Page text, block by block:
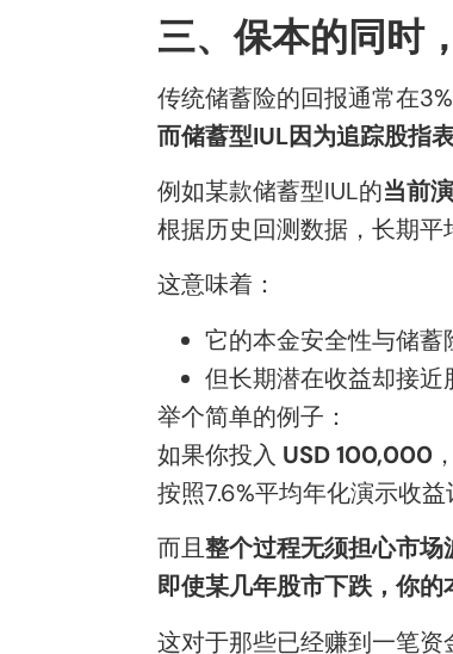
三、保本的同时
传统储蓄险的回报通常在
而储蓄型IUL因为追踪股指
例如某款储蓄型IUL的当前
根据历史回测数据，长期平
这意味着：
它的本金安全性与储蓄
但长期潜在收益却接近
举个简单的例子：
如果你投入 USD 100,000 ，
按照7.6%平均年化演示收
而且整个过程无须担心市场
即使某几年股市下跌，你
这对于那些已经赚到一笔资